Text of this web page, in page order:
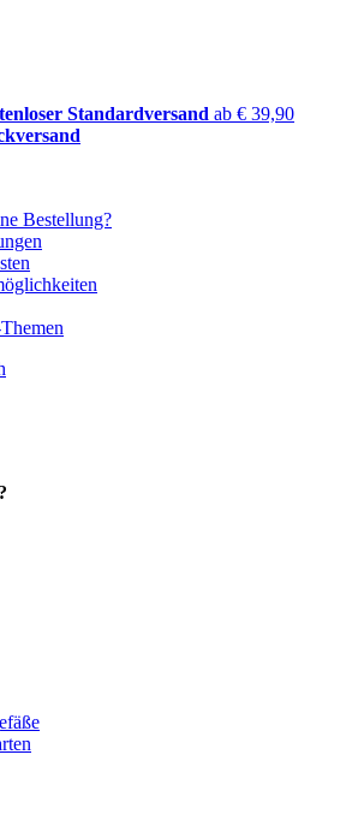
Standardversand ab € 39,90
Bestellung?